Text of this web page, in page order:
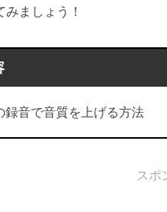
ましょう！
録音で音質を上げる方法
スポ